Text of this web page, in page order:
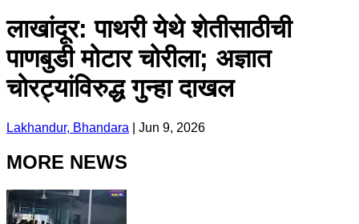
लाखांदूर: पाथरी येथे शेतीसाठीची
पाणबुडी मोटार चोरीला; अज्ञात
चोरट्यांविरुद्ध गुन्हा दाखल
Lakhandur, Bhandara Jun 9, 2026
MORE NEWS